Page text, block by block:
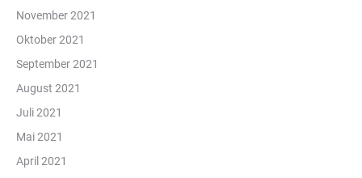
November 2021
Oktober 2021
September 2021
August 2021
Juli 2021
Mai 2021
April 2021